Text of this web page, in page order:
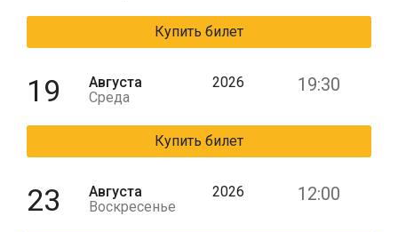
Купить билет
19
Августа
Среда
2026 19:30
Купить билет
23
Августа
Воскресенье
2026 12:00